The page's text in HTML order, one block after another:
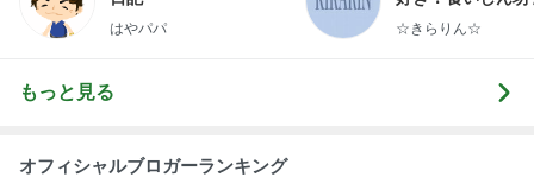
はやパパ
らりん☆のブログ
☆きらりん☆
もっと見る
オフィシャルブロガーランキング